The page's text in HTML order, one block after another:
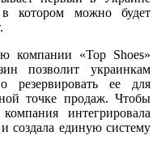
в котором можно будет
компании «Top Shoes»
позволит украинкам
резервировать ее для
точке продаж. Чтобы
интегрировала
создала единую систему